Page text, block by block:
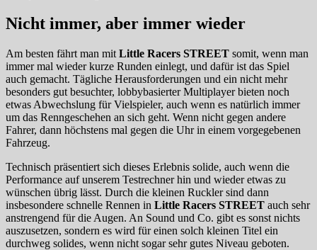
Nicht immer, aber immer wieder
Am besten fährt man mit Little Racers STREET somit, wenn man
immer mal wieder kurze Runden einlegt, und dafür ist das Spiel
auch gemacht. Tägliche Herausforderungen und ein nicht mehr
besonders gut besuchter, lobbybasierter Multiplayer bieten noch
etwas Abwechslung für Vielspieler, auch wenn es natürlich immer
um das Renngeschehen an sich geht. Wenn nicht gegen andere
Fahrer, dann höchstens mal gegen die Uhr in einem vorgegebenen
Fahrzeug.
Technisch präsentiert sich dieses Erlebnis solide, auch wenn die
Performance auf unserem Testrechner hin und wieder etwas zu
wünschen übrig lässt. Durch die kleinen Ruckler sind dann
insbesondere schnelle Rennen in Little Racers STREET auch sehr
anstrengend für die Augen. An Sound und Co. gibt es sonst nichts
auszusetzen, sondern es wird für einen solch kleinen Titel ein
durchweg solides, wenn nicht sogar sehr gutes Niveau geboten.